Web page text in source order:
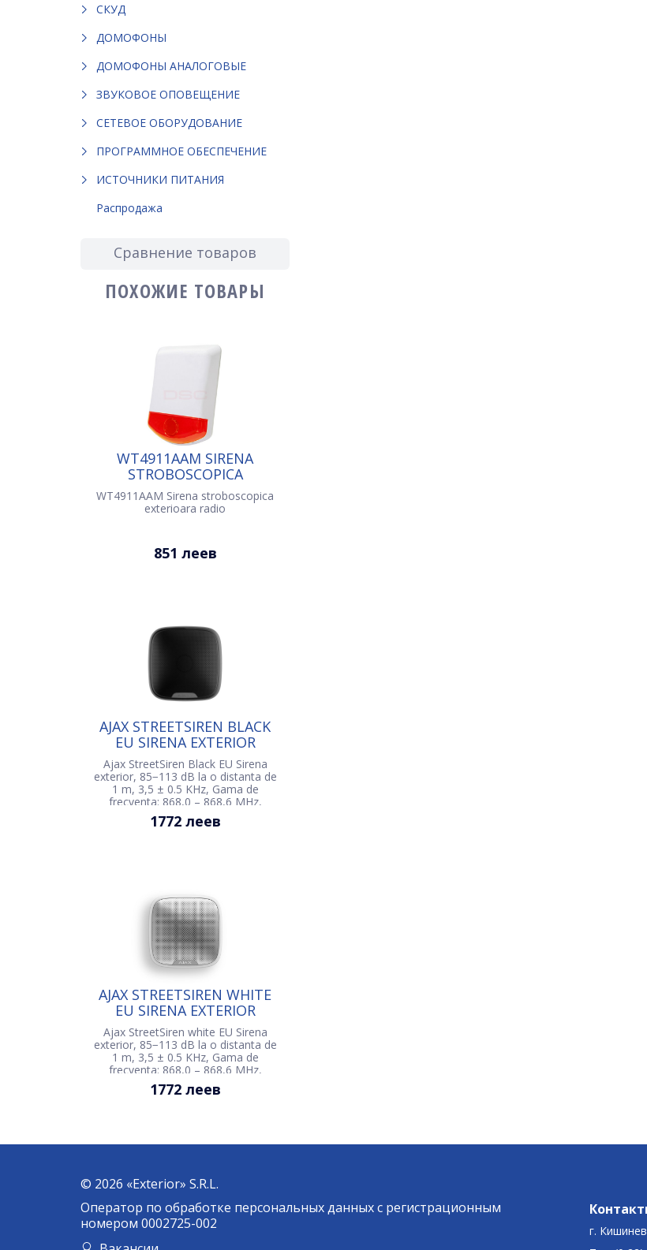
СКУД
ДОМОФОНЫ
ДОМОФОНЫ АНАЛОГОВЫЕ
ЗВУКОВОЕ ОПОВЕЩЕНИЕ
СЕТЕВОЕ ОБОРУДОВАНИЕ
ПРОГРАММНОЕ ОБЕСПЕЧЕНИЕ
ИСТОЧНИКИ ПИТАНИЯ
Распродажа
Сравнение товаров
ПОХОЖИЕ ТОВАРЫ
WT4911AAM SIRENA
STROBOSCOPICA
EXTERIOARA RADIO
WT4911AAM Sirena stroboscopica
exterioara radio
851 леев
AJAX STREETSIREN BLACK
EU SIRENA EXTERIOR
Ajax StreetSiren Black EU Sirena
exterior, 85−113 dB la o distanta de
1 m, 3,5 ± 0.5 KHz, Gama de
frecventa: 868,0 – 868,6 MHz,
Gama de semnal radio: pina la
1500m, Alimentare: 4 × CR123A, 3V,
1772 леев
AJAX STREETSIREN WHITE
EU SIRENA EXTERIOR
Ajax StreetSiren white EU Sirena
exterior, 85−113 dB la o distanta de
1 m, 3,5 ± 0.5 KHz, Gama de
frecventa: 868,0 – 868,6 MHz,
Gama de semnal radio: pina la
1500m, Alimentare: 4 × CR123A, 3V,
1772 леев
© 2026 «Exterior» S.R.L.
Оператор по обработке персональных данных c регистрационным
номером 0002725-002
г.